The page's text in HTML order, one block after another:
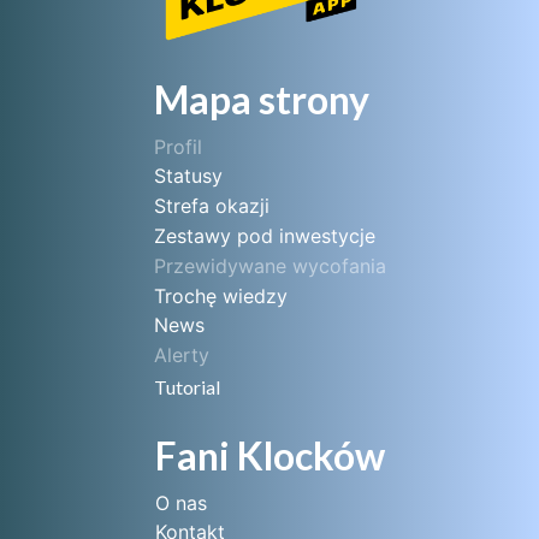
Mapa strony
Profil
Statusy
Strefa okazji
Zestawy pod inwestycje
Przewidywane wycofania
Trochę wiedzy
News
Alerty
Tutorial
Fani Klocków
O nas
Kontakt